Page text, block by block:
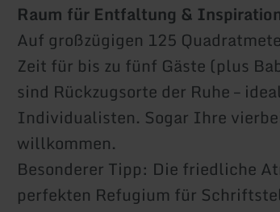
Raum für Entfaltung &
Auf großzügigen 125
Zeit für bis zu fünf Gäste (plus
sind Rückzugsorte der Ruhe –
Individualisten. Sogar Ihre
willkommen.
Besonderer Tipp: Die friedliche
perfekten Refugium für